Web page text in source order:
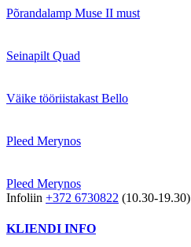
Põrandalamp Muse II must
Seinapilt Quad
Väike tööriistakast Bello
Pleed Merynos
Pleed Merynos
Infoliin +372 6730822 (10.30-19.30)
KLIENDI INFO